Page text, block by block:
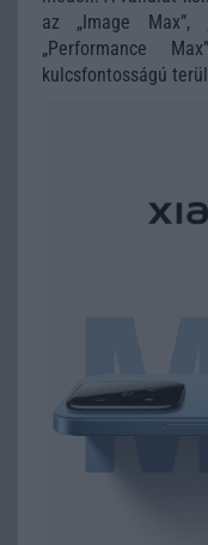
az „Image Max”,
„Performance
kulcsfontosságú